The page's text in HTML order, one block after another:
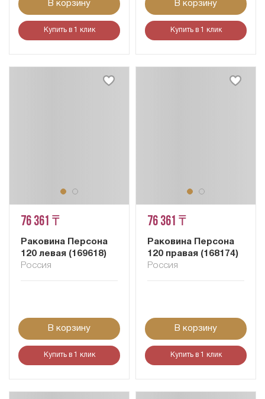
В корзину
Купить в 1 клик
В корзину
Купить в 1 клик
76 361 ₸
Раковина Персона
120 левая (169618)
Россия
В корзину
Купить в 1 клик
76 361 ₸
Раковина Персона
120 правая (168174)
Россия
В корзину
Купить в 1 клик